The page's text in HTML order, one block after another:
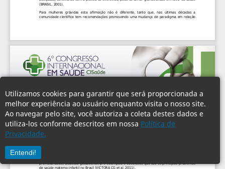
Utilizamos cookies para garantir que será proporcionada a
melhor experiência ao usuário enquanto visita o nosso site.
Ao navegar pelo site, você autoriza a coleta destes dados e
utiliza-los conforme descritos em nossa Política de
Privacidade.
Entendi!